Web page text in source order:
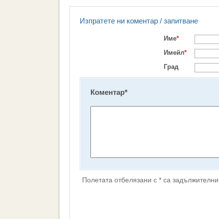
Изпратете ни коментар / запитване
Име*
Имейл*
Град
Коментар*
Полетата отбелязани с * са задължителни